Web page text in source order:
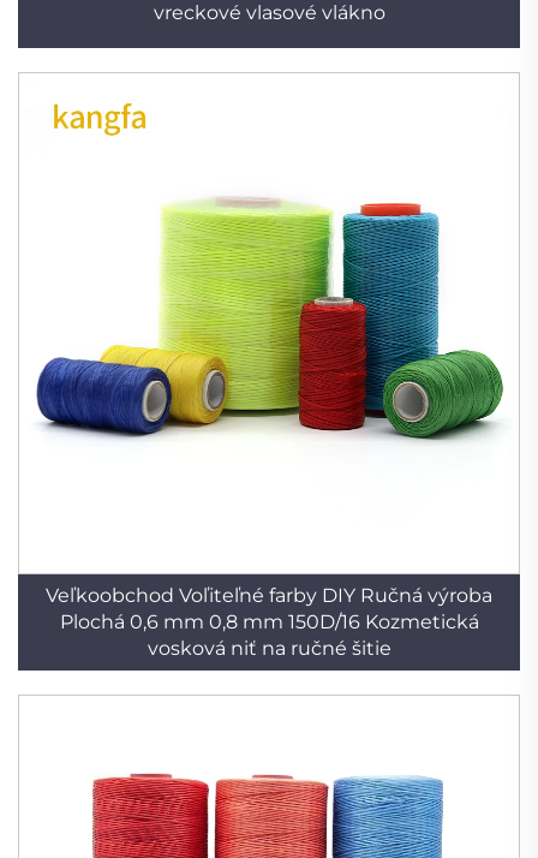
vreckové vlasové vlákno
Veľkoobchod Voľiteľné farby DIY Ručná výroba
Plochá 0,6 mm 0,8 mm 150D/16 Kozmetická
vosková niť na ručné šitie